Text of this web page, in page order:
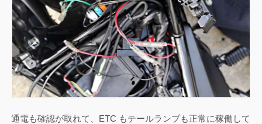
通電も確認が取れて、ETC もテールランプも正常に稼働して